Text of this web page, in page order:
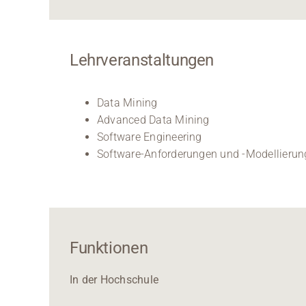
Lehrveranstaltungen
Data Mining
Advanced Data Mining
Software Engineering
Software-Anforderungen und -
Funktionen
In der Hochschule